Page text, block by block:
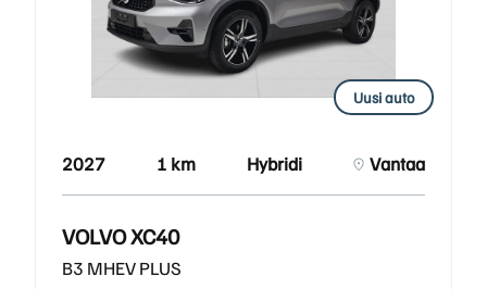
Uusi auto
2027 1 km Hybridi Vantaa
VOLVO XC40
B3 MHEV PLUS